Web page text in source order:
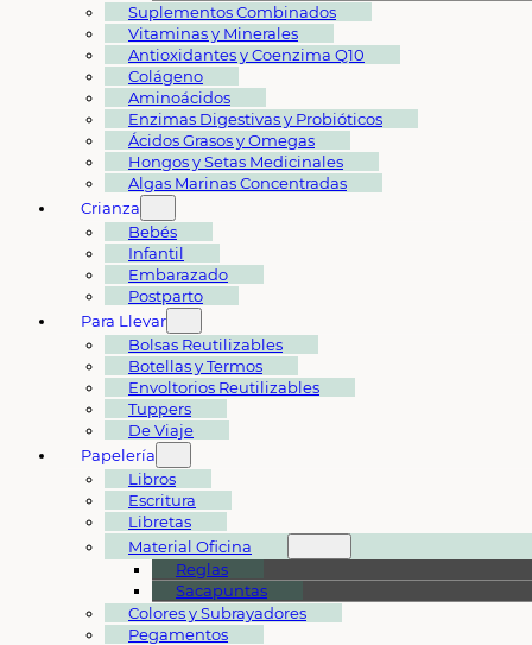
Suplementos Combinados
Vitaminas y Minerales
Antioxidantes y Coenzima Q10
Colágeno
Aminoácidos
Enzimas Digestivas y Probióticos
Ácidos Grasos y Omegas
Hongos y Setas Medicinales
Algas Marinas Concentradas
Crianza
Bebés
Infantil
Embarazado
Postparto
Para Llevar
Bolsas Reutilizables
Botellas y Termos
Envoltorios Reutilizables
Tuppers
De Viaje
Papelería
Libros
Escritura
Libretas
Material Oficina
Reglas
Sacapuntas
Colores y Subrayadores
Pegamentos